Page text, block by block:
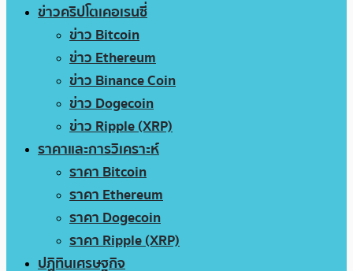
ข่าวคริปโตเคอเรนซี่
ข่าว Bitcoin
ข่าว Ethereum
ข่าว Binance Coin
ข่าว Dogecoin
ข่าว Ripple (XRP)
ราคาและการวิเคราะห์
ราคา Bitcoin
ราคา Ethereum
ราคา Dogecoin
ราคา Ripple (XRP)
ปฏิทินเศรษฐกิจ